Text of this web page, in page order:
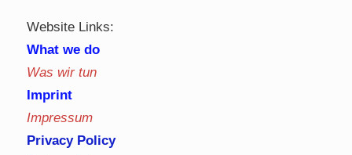
Website Links:
What we do
Was wir tun
Imprint
Impressum
Privacy Policy